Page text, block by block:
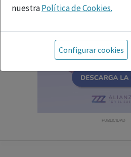
nuestraPolítica de Cookies.
Toda la información incluida en
referida a productos del
tanto, dirigida a profesionales
facultados para prescribir o
con ejercicio profesional. La
fármacos se facilita a título
Configurar cookies
PUBLICIDAD